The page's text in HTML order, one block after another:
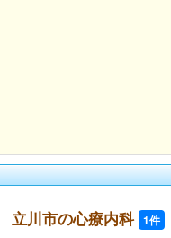
立川市の心療内科 1件